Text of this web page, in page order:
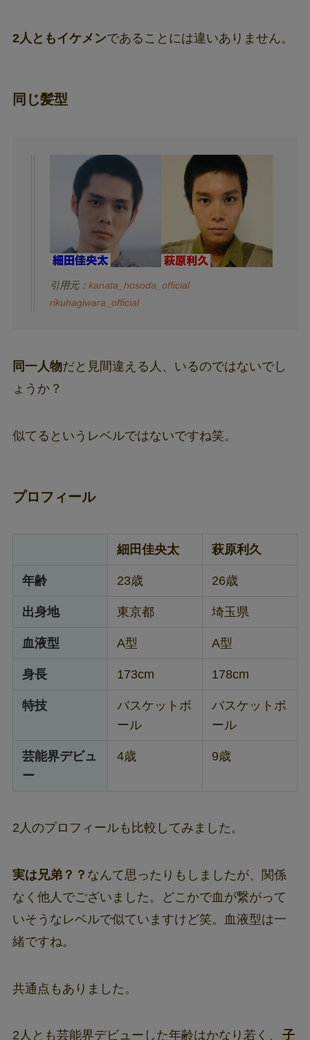
2人ともイケメンであることには違いありません。
同じ髪型
引用元： kanata_hosoda_official
rikuhagiwara_official
同一人物だと見間違える人、いるのではないでし
ょうか？
似てるというレベルではないですね笑。
プロフィール
細田佳央太 萩原利久
年齢 23歳 26歳
出身地 東京都 埼玉県
血液型 A型 A型
身長 173cm 178cm
特技
バスケットボ
ール
バスケットボ
ール
芸能界デビュ
ー
4歳 9歳
2人のプロフィールも比較してみました。
実は兄弟？？ なんて思ったりもしましたが、関係
なく他人でございました。どこかで血が繋がって
いそうなレベルで似ていますけど笑。血液型は一
緒ですね。
共通点もありました。
2人とも芸能界デビューした年齢はかなり若く、 子